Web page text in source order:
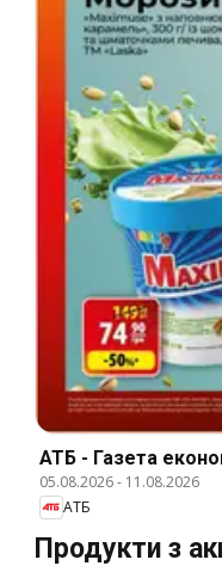
АТБ - Газета
05.08.2026- 11.08.2026
АТБ
Продукти з